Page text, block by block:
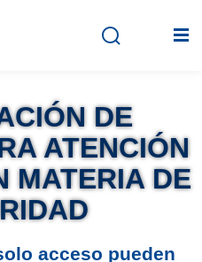
Inicio
En vivo
Grabados
Registro
DE
ATENCIÓN
MATERIA DE
acceso pueden